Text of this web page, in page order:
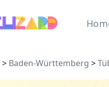
> Baden-Württemberg >